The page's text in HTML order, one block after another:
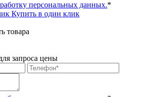
персональных данных.*
Купить в один клик
товара
запроса цены